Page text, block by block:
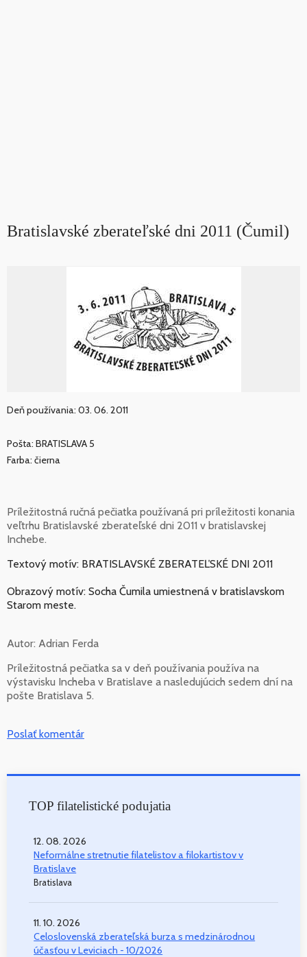
Bratislavské zberateľské dni 2011 (Čumil)
Deň používania: 03. 06. 2011
Pošta: BRATISLAVA 5
Farba: čierna
Príležitostná ručná pečiatka používaná pri príležitosti konania
veľtrhu Bratislavské zberateľské dni 2011 v bratislavskej
Inchebe.
Textový motív: BRATISLAVSKÉ ZBERATEĽSKÉ DNI 2011
Obrazový motív: Socha Čumila umiestnená v bratislavskom
Starom meste.
Autor: Adrian Ferda
Príležitostná pečiatka sa v deň používania používa na
výstavisku Incheba v Bratislave a nasledujúcich sedem dní na
pošte Bratislava 5.
Poslať komentár
TOP filatelistické podujatia
12. 08. 2026
Neformálne stretnutie filatelistov a filokartistov v
Bratislave
Bratislava
11. 10. 2026
Celoslovenská zberateľská burza s medzinárodnou
účasťou v Leviciach - 10/2026